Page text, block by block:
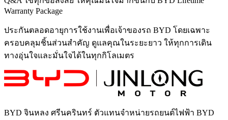
Warranty Package
ประกันตลอดอายุการใช้งานเพื่อเจ้าของรถ BYD โดยเฉพาะ
ครอบคลุมชิ้นส่วนสำคัญ ดูแลคุณในระยะยาว ให้ทุกการเดิน
ทางอุ่นใจและมั่นใจได้ในทุกกิโลเมตร
BYD จินหลง ศรีนครินทร์ ตัวแทนจำหน่ายรถยนต์ไฟฟ้า BYD